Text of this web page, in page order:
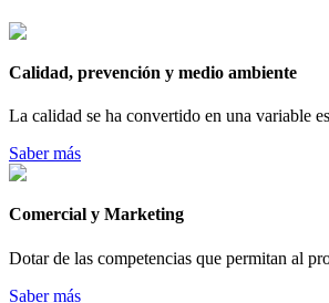
Calidad, prevención y medio ambiente
La calidad se ha convertido en una variable
Saber más
Comercial y Marketing
Dotar de las competencias que permitan al
Saber más